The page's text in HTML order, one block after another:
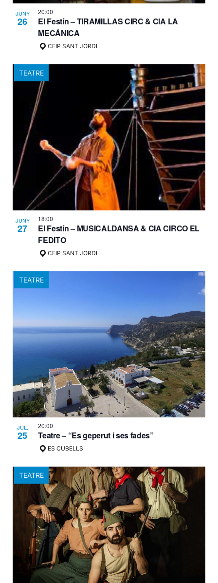
JUNY
26
20:00
El Festín – TIRAMILLAS CIRC & CIA LA
MECÁNICA
CEIP SANT JORDI
TEATRE
JUNY
27
18:00
El Festín – MUSICALDANSA & CIA CIRCO EL
FEDITO
CEIP SANT JORDI
TEATRE
JUL.
25
20:00
Teatre – “Es geperut i ses fades”
ES CUBELLS
TEATRE